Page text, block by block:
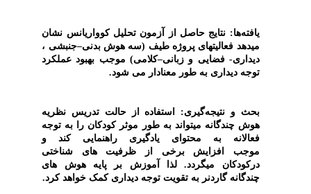
یافته‌ها: نتایج حاصل از آزمون تحلیل کوواریانس نشان
میدهد فعالیتهای پروژه طیف (سه هوش بدنی–جنبشی ،
دیداری- فضایی و زبانی–کلامی) موجب بهبود عملکرد
توجه دیداری به طور معنادار می شود.
بحث و نتیجه‌گیری: ‌
استفاده از حالت تدریس نظریه
هوش چندگانه میتواند به طور موثر کودکان را به توجه
موجب افزایش برخی از ظرفیت های شناختی
درکودکان میگردد. لذا آموزش بر پایه هوش های
چندگانه گاردنر به تقویت توجه دیداری کمک خواهد کرد.